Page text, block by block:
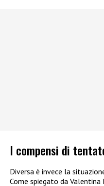
I compensi di
Diversa è invece la
Come spiegato da